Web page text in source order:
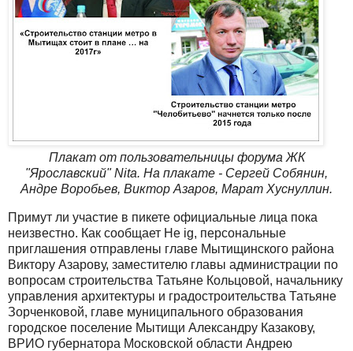
Плакат от пользовательницы форума ЖК
"Ярославский" Nita. На плакате - Сергей Собянин,
Андре Воробьев, Виктор Азаров, Марат Хуснуллин.
Примут ли участие в пикете официальные лица пока
неизвестно. Как сообщает He ig, персональные
приглашения отправлены главе Мытищинского района
Виктору Азарову, заместителю главы администрации по
вопросам строительства Татьяне Кольцовой, начальнику
управления архитектуры и градостроительства Татьяне
Зорченковой, главе муниципального образования
городское поселение Мытищи Александру Казакову,
ВРИО губернатора Московской области Андрею